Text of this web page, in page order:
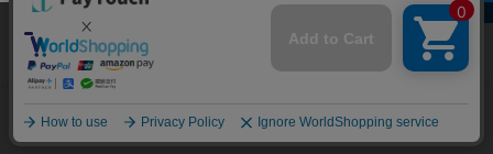
Copyright 2022
Powered by Watahan Partners Co., Ltd.
当ウェブサイトでは、お客様により良いサービス
をご提供するため、クッキーを利用しています。
サイト利用を継続することにより、クッキーの使
細はこちら」をご覧ください。
同意する